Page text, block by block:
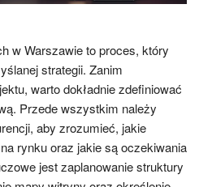
w Warszawie to proces, który
strategii. Zanim
warto dokładnie zdefiniować
Przede wszystkim należy
aby zrozumieć, jakie
rynku oraz jakie są oczekiwania
jest zaplanowanie struktury